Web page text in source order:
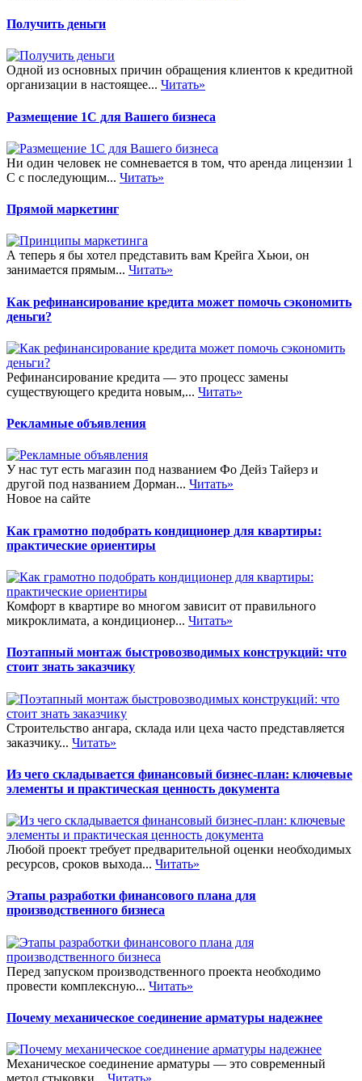
Получить деньги
Одной из основных причин обращения клиентов к кредитной
организации в настоящее... Читать»
Размещение 1С для Вашего бизнеса
Ни один человек не сомневается в том, что аренда лицензии 1
С с последующим... Читать»
Прямой маркетинг
А теперь я бы хотел представить вам Крейга Хьюи, он
занимается прямым... Читать»
Как рефинансирование кредита может помочь сэкономить
деньги?
Рефинансирование кредита — это процесс замены
существующего кредита новым,... Читать»
Рекламные объявления
У нас тут есть магазин под названием Фо Дейз Тайерз и
другой под названием Дорман... Читать»
Новое на сайте
Как грамотно подобрать кондиционер для квартиры:
практические ориентиры
Комфорт в квартире во многом зависит от правильного
микроклимата, а кондиционер... Читать»
Поэтапный монтаж быстровозводимых конструкций: что
стоит знать заказчику
Строительство ангара, склада или цеха часто представляется
заказчику... Читать»
Из чего складывается финансовый бизнес-план: ключевые
элементы и практическая ценность документа
Любой проект требует предварительной оценки необходимых
ресурсов, сроков выхода... Читать»
Этапы разработки финансового плана для
производственного бизнеса
Перед запуском производственного проекта необходимо
провести комплексную... Читать»
Почему механическое соединение арматуры надежнее
Механическое соединение арматуры — это современный
метод стыковки... Читать»